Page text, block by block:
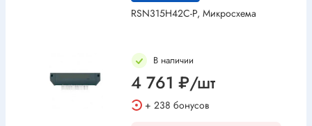
RSN315H42C-P, Микросхема
В наличии
4 761 ₽/шт
+ 238 бонусов